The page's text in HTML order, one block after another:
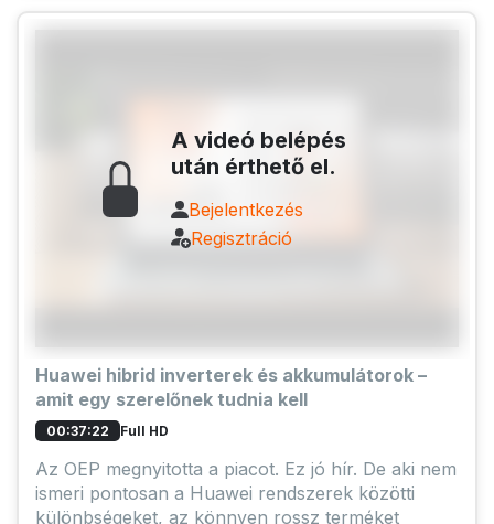
A videó belépés
után érthető el.
Bejelentkezés
Regisztráció
Huawei hibrid inverterek és akkumulátorok –
amit egy szerelőnek tudnia kell
00:37:22 Full HD
Az OEP megnyitotta a piacot. Ez jó hír. De aki nem
ismeri pontosan a Huawei rendszerek közötti
különbségeket, az könnyen rossz terméket